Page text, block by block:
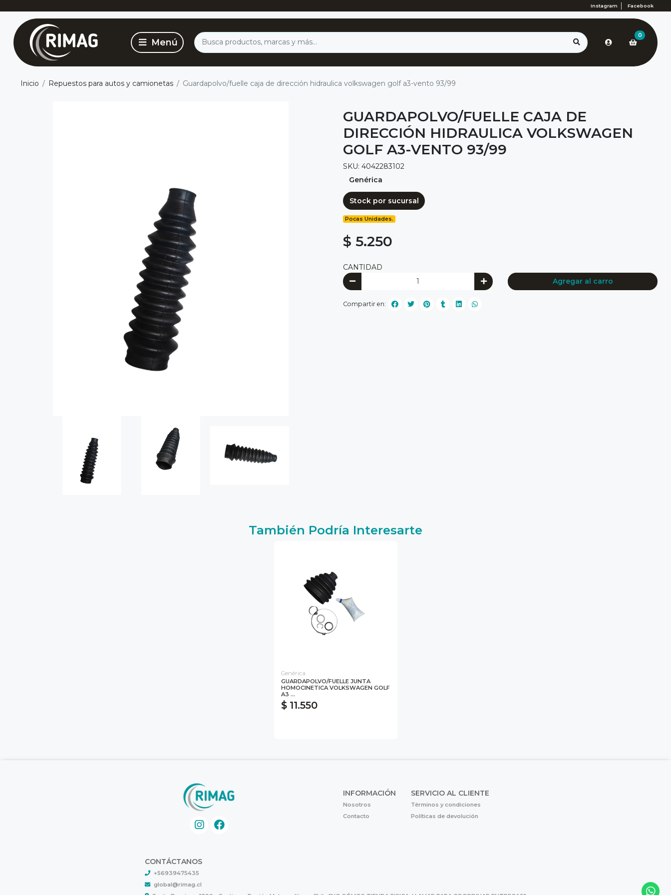
Instagram Facebook
0
Inicio Repuestos para autos y camionetas Guardapolvo/fuelle caja de dirección hidraulica volkswagen golf a3-vento 93/99
GUARDAPOLVO/FUELLE CAJA DE
DIRECCIÓN HIDRAULICA VOLKSWAGEN
GOLF A3-VENTO 93/99
SKU: 4042283102
Genérica
Stock por sucursal
Pocas Unidades.
$ 5.250
CANTIDAD
Agregar al carro
Compartir en:
También Podría Interesarte
Genérica
GUARDAPOLVO/FUELLE JUNTA
HOMOCINETICA VOLKSWAGEN GOLF
A3 ...
$ 11.550
INFORMACIÓN
Nosotros
Contacto
SERVICIO AL CLIENTE
Términos y condiciones
Políticas de devolución
CONTÁCTANOS
+56939475435
global@rimag.cl